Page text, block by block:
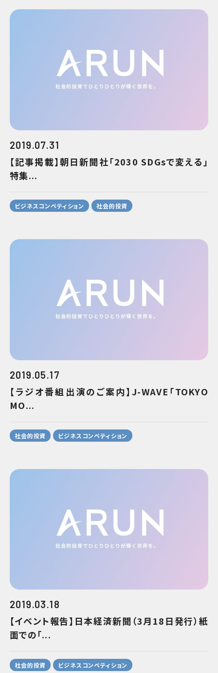
2019.07.31
【記事掲載】朝日新聞社｢2030 SDGsで変える｣
特集...
ビジネスコンペティション 社会的投資
2019.05.17
【ラジオ番組出演のご案内】J-WAVE「TOKYO
MO...
社会的投資 ビジネスコンペティション
2019.03.18
【イベント報告】日本経済新聞（3月18日発行）紙
面での｢...
社会的投資 ビジネスコンペティション